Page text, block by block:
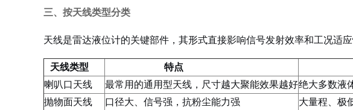
三、按天线类型分类
天线是雷达液位计的关键部件，其形式直接影响信号发射效率和工况适
天线类型 特点
喇叭口天线
最常用的通用型天线，尺寸越大聚能效果越好绝大多数液
抛物面天线
口径大、信号强，抗粉尘能力强
大量程、极